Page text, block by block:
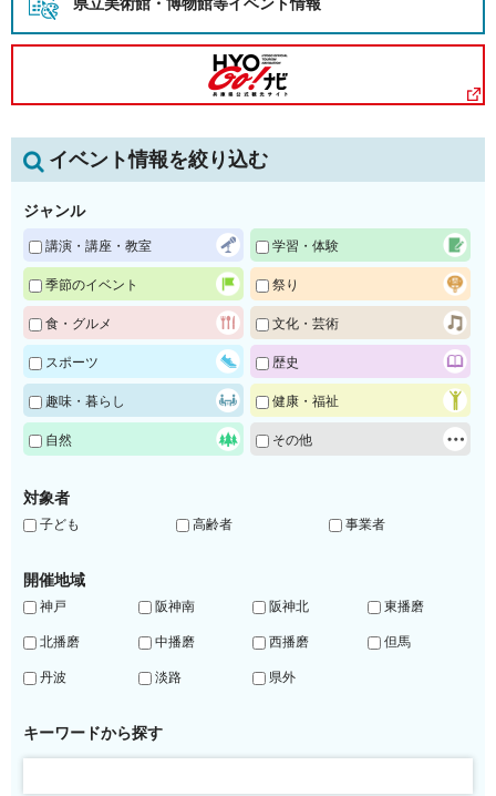
イベント情報を絞り込む
ジャンル
講演・講座・教室 学習・体験
季節のイベント 祭り
食・グルメ 文化・芸術
スポーツ 歴史
趣味・暮らし 健康・福祉
自然 その他
対象者
子ども 高齢者 事業者
開催地域
神戸 阪神南 阪神北 東播磨
北播磨 中播磨 西播磨 但馬
丹波 淡路 県外
キーワードから探す